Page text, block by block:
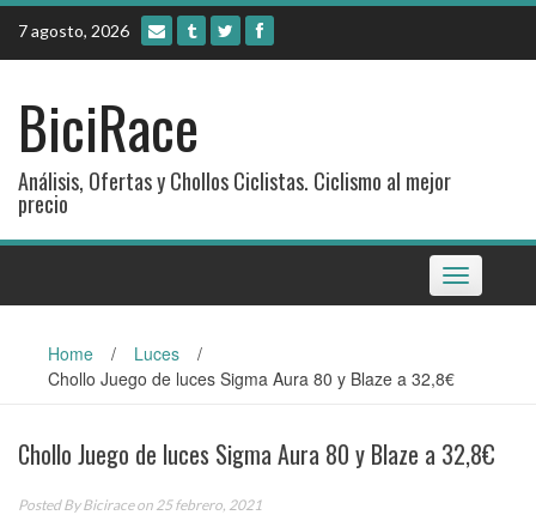
Skip
content
7 agosto, 2026
BiciRace
Análisis, Ofertas y Chollos Ciclistas. Ciclismo al mejor
precio
Toggle
navigation
Home / Luces
/
Chollo Juego de luces Sigma Aura 80 y Blaze a 32,8€
Chollo Juego de luces Sigma Aura 80 y Blaze a 32,8€
Posted ByBiciraceon 25 febrero, 2021